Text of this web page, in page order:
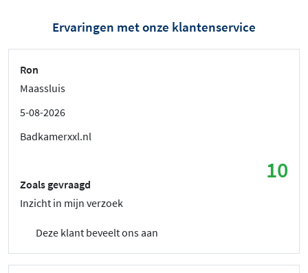
Ervaringen met onze klantenservice
Ron
Maassluis
5-08-2026
Badkamerxxl.nl
10
Zoals gevraagd
Inzicht in mijn verzoek
Deze klant beveelt ons aan